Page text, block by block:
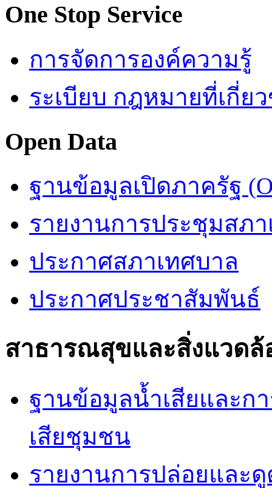
One Stop Service
การจัดการองค์ความรู้
ระเบียบ กฎหมายที่เกี่ย
Open Data
ฐานข้อมูลเปิดภาครัฐ
รายงานการประชุมสภ
ประกาศสภาเทศบาล
ประกาศประชาสัมพันธ์
สาธารณสุขและสิ่งแวดล้
ฐานข้อมูลน้ำเสียและก
เสียชุมชน
รายงานการปล่อยและ